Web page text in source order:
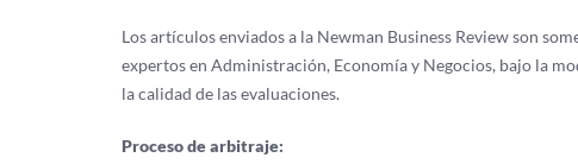
Los artículos enviados a la Newman Business Review son
expertos en Administración, Economía y Negocios, bajo la
la calidad de las evaluaciones.
Proceso de arbitraje: